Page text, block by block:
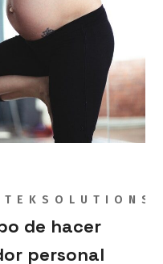
de hacer
personal